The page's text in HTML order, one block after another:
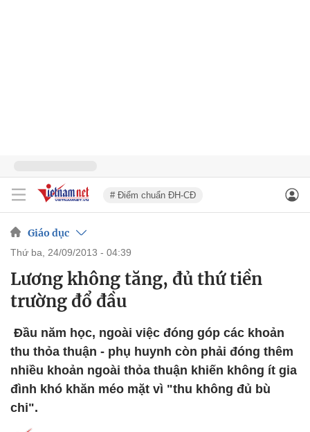
# Điểm chuẩn ĐH-CĐ
Giáo dục
thứ ba, 24/09/2013 - 04:39
Lương không tăng, đủ thứ tiền
trường đổ đầu
Đầu năm học, ngoài việc đóng góp các khoản
thu thỏa thuận - phụ huynh còn phải đóng thêm
nhiều khoản ngoài thỏa thuận khiến không ít gia
đình khó khăn méo mặt vì "thu không đủ bù
chi".